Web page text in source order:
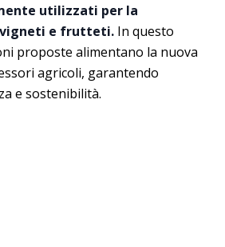
utilizzati per la
e frutteti. In questo
proposte alimentano la nuova
agricoli, garantendo
e sostenibilità.